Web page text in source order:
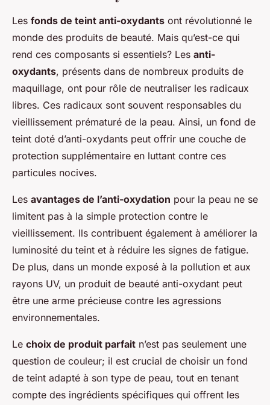
oxydation pour une tenue
impeccable toute la journée
Nathan 28 février 2025 5 min de lecture
Les fonds de teint anti-oxydants ont révolutionné le
monde des produits de beauté. Mais qu’est-ce qui
rend ces composants si essentiels? Les anti-
oxydants, présents dans de nombreux produits de
maquillage, ont pour rôle de neutraliser les radicaux
libres. Ces radicaux sont souvent responsables du
vieillissement prématuré de la peau. Ainsi, un fond de
teint doté d’anti-oxydants peut offrir une couche de
protection supplémentaire en luttant contre ces
particules nocives.
Les avantages de l’anti-oxydation pour la peau ne se
limitent pas à la simple protection contre le
vieillissement. Ils contribuent également à améliorer la
luminosité du teint et à réduire les signes de fatigue.
De plus, dans un monde exposé à la pollution et aux
rayons UV, un produit de beauté anti-oxydant peut
être une arme précieuse contre les agressions
environnementales.
Le choix de produit parfait n’est pas seulement une
question de couleur; il est crucial de choisir un fond
de teint adapté à son type de peau, tout en tenant
compte des ingrédients spécifiques qui offrent les